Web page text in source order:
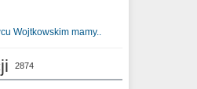
Wojtkowskim mamy..
2874